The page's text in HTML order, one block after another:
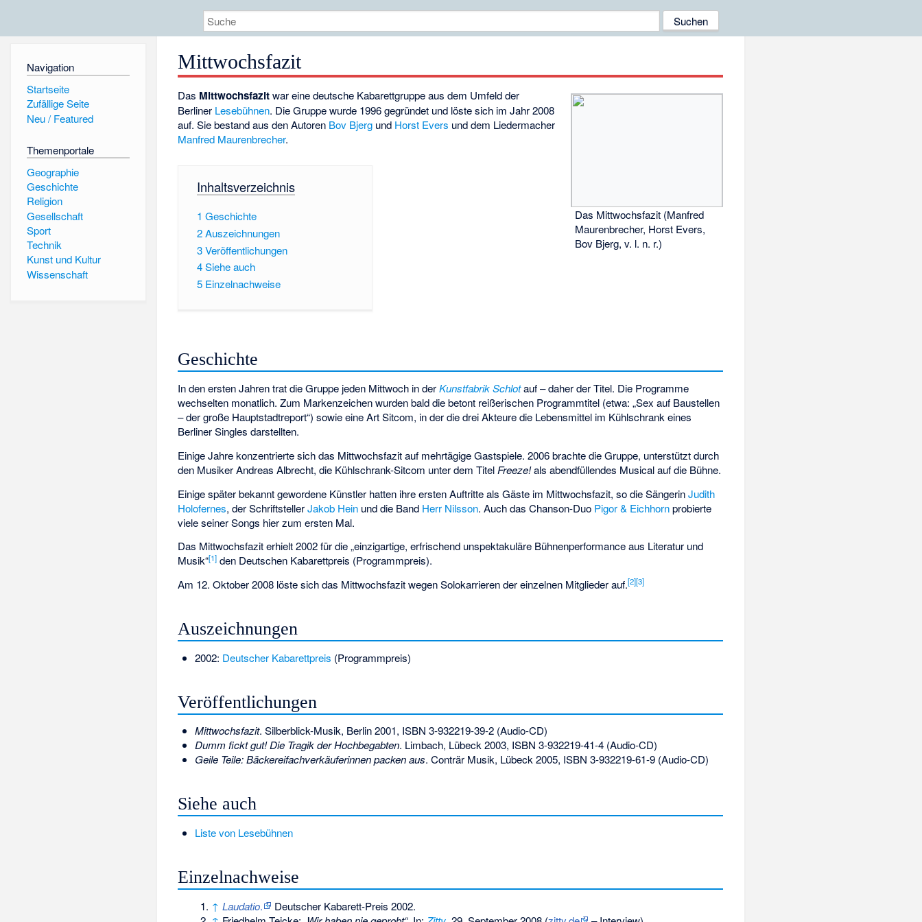
Navigation
Startseite
Zufällige Seite
Neu / Featured
Themenportale
Geographie
Geschichte
Religion
Gesellschaft
Sport
Technik
Kunst und Kultur
Wissenschaft
Mittwochsfazit
Das Mittwochsfazit (Manfred
Maurenbrecher, Horst Evers,
Bov Bjerg, v. l. n. r.)
Das Mittwochsfazitwar eine deutsche Kabarettgruppe aus dem Umfeld der
Berliner Lesebühnen. Die Gruppe wurde 1996 gegründet und löste sich im Jahr 2008
auf. Sie bestand aus den Autoren Bov Bjerg und Horst Evers und dem Liedermacher
Manfred Maurenbrecher.
Inhaltsverzeichnis
1 Geschichte
2Auszeichnungen
3Veröffentlichungen
4Siehe auch
5 Einzelnachweise
Geschichte
In den ersten Jahren trat die Gruppe jeden Mittwoch in derKunstfabrik Schlotauf – daher der Titel. Die Programme
wechselten monatlich. Zum Markenzeichen wurden bald die betont reißerischen Programmtitel (etwa: „Sex auf Baustellen
– der große Hauptstadtreport“) sowie eine Art Sitcom, in der die drei Akteure die Lebensmittel im Kühlschrank eines
Berliner Singles darstellten.
Einige Jahre konzentrierte sich das Mittwochsfazit auf mehrtägige Gastspiele. 2006 brachte die Gruppe, unterstützt durch
den Musiker Andreas Albrecht, die Kühlschrank-Sitcom unter dem Titel Freeze!als abendfüllendes Musical auf die Bühne.
Einige später bekannt gewordene Künstler hatten ihre ersten Auftritte als Gäste im Mittwochsfazit, so die SängerinJudith
Holofernes, der SchriftstellerJakob Hein und die Band Herr Nilsson. Auch das Chanson-Duo Pigor & Eichhornprobierte
viele seiner Songs hier zum ersten Mal.
Das Mittwochsfazit erhielt 2002 für die „einzigartige, erfrischend unspektakuläre Bühnenperformance aus Literatur und
Musik“[1] den Deutschen Kabarettpreis (Programmpreis).
Am 12. Oktober 2008 löste sich das Mittwochsfazit wegen Solokarrieren der einzelnen Mitglieder auf.[2][3]
Auszeichnungen
2002: Deutscher Kabarettpreis (Programmpreis)
Veröffentlichungen
Mittwochsfazit. Silberblick-Musik, Berlin 2001, ISBN 3-932219-39-2(Audio-CD)
Dumm fickt gut! Die Tragik der Hochbegabten. Limbach, Lübeck 2003, ISBN 3-932219-41-4(Audio-CD)
Geile Teile: Bäckereifachverkäuferinnen packen aus. Conträr Musik, Lübeck 2005, ISBN 3-932219-61-9(Audio-CD)
Siehe auch
Liste von Lesebühnen
Einzelnachweise
↑ Laudatio.
Deutscher Kabarett-Preis 2002.